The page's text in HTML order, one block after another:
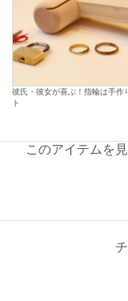
彼氏・彼女が喜ぶ！指輪は手作
ト
このアイテムを